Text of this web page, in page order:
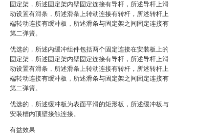
固定架，所述固定架内壁固定连接有导杆，所述导杆上滑
动设置有滑条，所述滑条上转动连接有转杆，所述转杆上
端转动连接有缓冲板，所述滑条与固定架之间固定连接有
第二弹簧。
优选的，所述内缓冲组件包括两个固定连接在安装板上的
固定架，所述固定架内壁固定连接有导杆，所述导杆上滑
动设置有滑条，所述滑条上转动连接有转杆，所述转杆上
端转动连接有缓冲板，所述滑条与固定架之间固定连接有
第二弹簧。
优选的，所述缓冲板为表面平滑的矩形板，所述缓冲板与
安装槽内顶壁接触连接。
有益效果